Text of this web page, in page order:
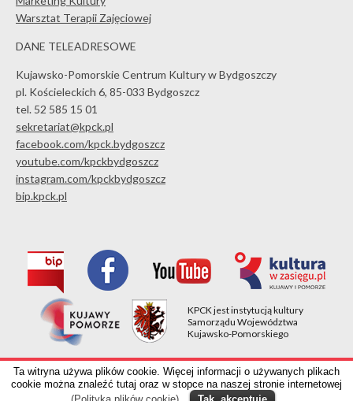
Warsztat Terapii Zajęciowej
DANE TELEADRESOWE
Kujawsko-Pomorskie Centrum Kultury w Bydgoszczy
pl. Kościeleckich 6, 85-033 Bydgoszcz
tel. 52 585 15 01
sekretariat@kpck.pl
facebook.com/kpck.bydgoszcz
youtube.com/kpckbydgoszcz
instagram.com/kpckbydgoszcz
bip.kpck.pl
KPCK jest instytucją kultury
Samorządu Województwa
Kujawsko-Pomorskiego
Kujawsko-Pomorskie Centrum Kultury w Bydgoszczy
pl. Kościeleckich 6, 85-033 Bydgoszcz, tel. 52 585 15 01
Ta witryna używa plików cookie. Więcej informacji o używanych plikach
cookie można znaleźć tutaj oraz w stopce na naszej stronie internetowej